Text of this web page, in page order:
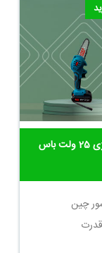
باس
چین